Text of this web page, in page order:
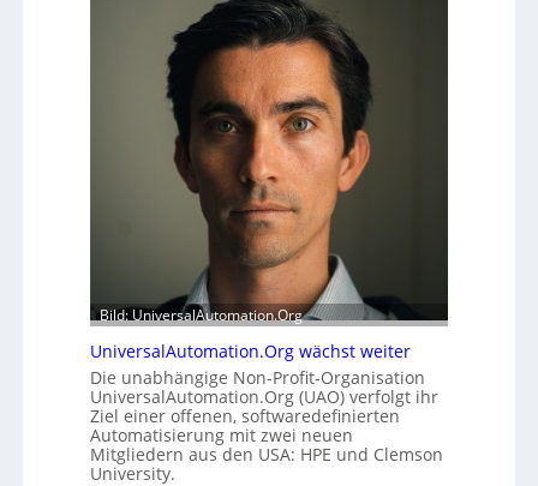
h
i
s
t
a
t
A
s
b
a
u
h
e
m
m
n
i
e
m
d
u
l
e
i
2
0
u
n
d
4
0
A
Bild: UniversalAutomation.Org
UniversalAutomation.Org wächst weiter
Die unabhängige Non-Profit-Organisation
UniversalAutomation.Org (UAO) verfolgt ihr
Ziel einer offenen, softwaredefinierten
Automatisierung mit zwei neuen
Mitgliedern aus den USA: HPE und Clemson
University.